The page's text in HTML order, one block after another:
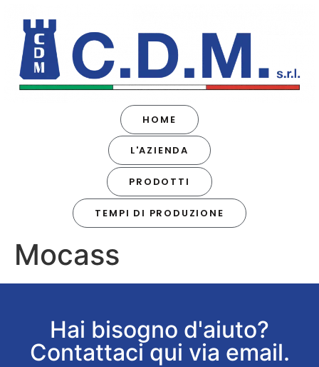
HOME
L'AZIENDA
PRODOTTI
TEMPI DI PRODUZIONE
Mocass
Hai bisogno d'aiuto?
Contattaci qui via email.